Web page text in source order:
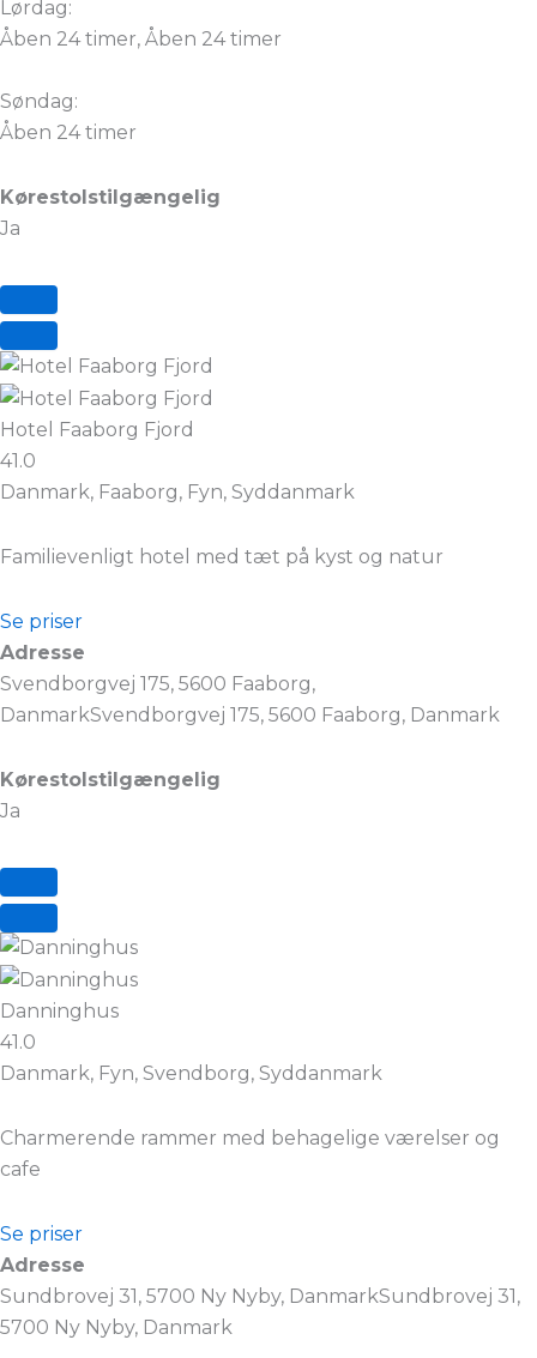
Lørdag:
Åben 24 timer, Åben 24 timer
Søndag:
Åben 24 timer
Kørestolstilgængelig
Ja
Hotel Faaborg Fjord
41.0
Danmark, Faaborg, Fyn, Syddanmark
Familievenligt hotel med tæt på kyst og natur
Se priser
Adresse
Svendborgvej 175, 5600 Faaborg,
DanmarkSvendborgvej 175, 5600 Faaborg, Danmark
Kørestolstilgængelig
Ja
Danninghus
41.0
Danmark, Fyn, Svendborg, Syddanmark
Charmerende rammer med behagelige værelser og
cafe
Se priser
Adresse
Sundbrovej 31, 5700 Ny Nyby, DanmarkSundbrovej 31,
5700 Ny Nyby, Danmark